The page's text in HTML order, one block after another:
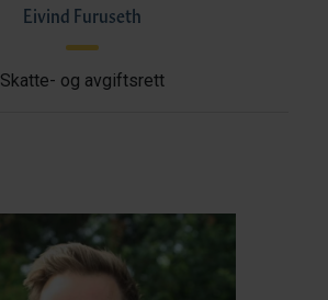
Eivind Furuseth
Skatte- og avgiftsrett